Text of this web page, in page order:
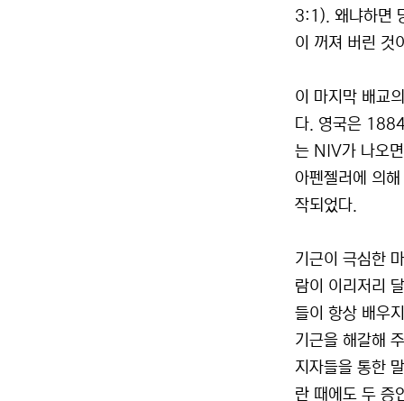
3:1). 왜냐하면
이 꺼져 버린 것
이 마지막 배교
다. 영국은
는 NIV가 나오
아펜젤러에 의
작되었다.
기근이 극심한
람이 이리저리
들이 항상 배우
기근을 해갈해
지자들을 통한
란 때에도 두 증